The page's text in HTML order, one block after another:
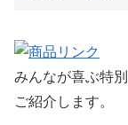
みんなが喜ぶ特
ご紹介します。